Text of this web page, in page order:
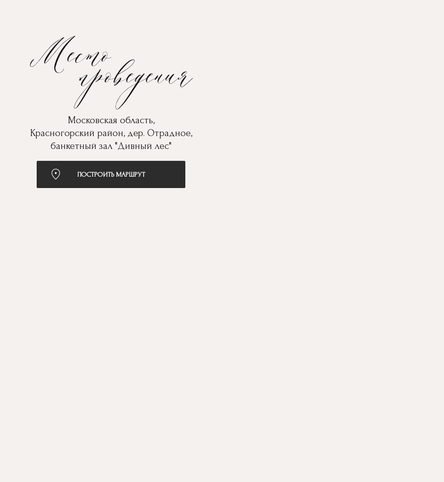
ПОСТРОИТЬ МАРШРУТ
Московская область,
Красногорский район, дер. Отрадное,
банкетный зал "Дивный лес"